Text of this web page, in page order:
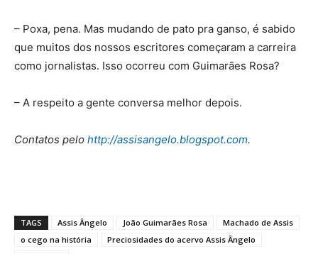
– Poxa, pena. Mas mudando de pato pra ganso, é sabido
que muitos dos nossos escritores começaram a carreira
como jornalistas. Isso ocorreu com Guimarães Rosa?
– A respeito a gente conversa melhor depois.
Contatos pelo http://assisangelo.blogspot.com.
TAGS Assis Ângelo João Guimarães Rosa
Machado de Assis
o cego na história
Preciosidades do acervo Assis Ângelo